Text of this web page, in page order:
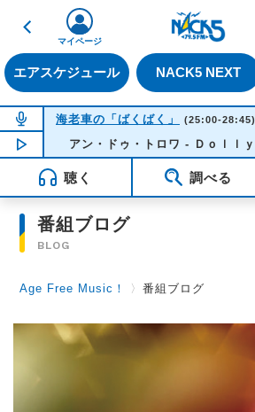
戻る
エアスケジュール NACK5 NEXT
マイページ
NOW ON AIR
海老車の「ばくばく」 (25:00-28:45)
NOW PLAYING 01:34
アン・ドゥ・トロワ - Ｄｏｌｌｙ
聴く 調べる
番組ブログ
BLOG
Age Free Music！ 〉番組ブログ